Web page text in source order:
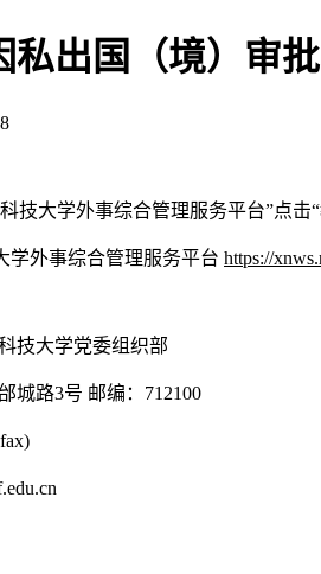
私出国（境）审
技大学外事综合管理服务平台”点击
学外事综合管理服务平台 https://
技大学党委组织部
城路3号 邮编：712100